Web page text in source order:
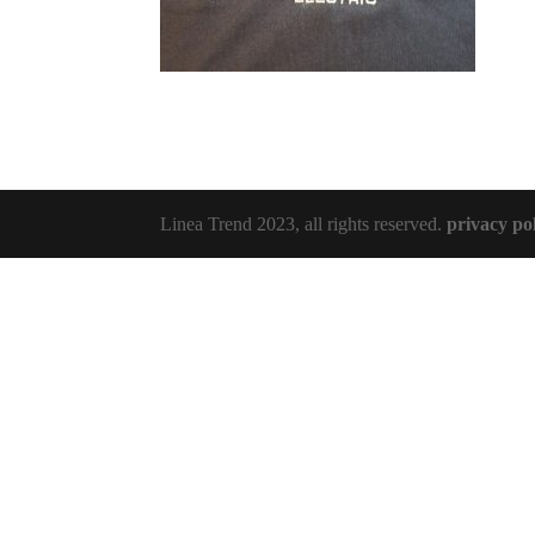
Linea Trend 2023, all rights reserved.privacy